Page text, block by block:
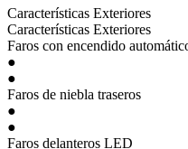
Características Exteriores
Características Exteriores
Faros con encendido
●
●
Faros de niebla traseros
●
●
Faros delanteros LED